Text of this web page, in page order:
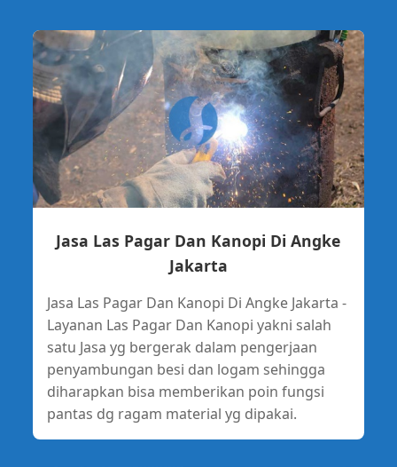
Jasa Las Pagar Dan Kanopi Di Angke
Jakarta
Jasa Las Pagar Dan Kanopi Di Angke Jakarta -
Layanan Las Pagar Dan Kanopi yakni salah
satu Jasa yg bergerak dalam pengerjaan
penyambungan besi dan logam sehingga
diharapkan bisa memberikan poin fungsi
pantas dg ragam material yg dipakai.